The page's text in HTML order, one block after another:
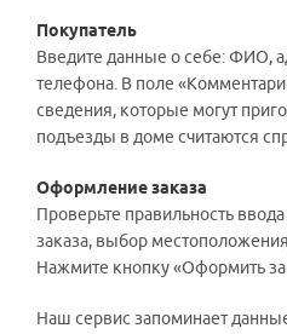
Покупатель
Введите данные о себе: ФИО,
телефона. В поле
сведения, которые могут
подъезды в доме считаются
Оформление заказа
Проверьте правильность
заказа, выбор
Нажмите кнопку «Оформить
Наш сервис запоминает